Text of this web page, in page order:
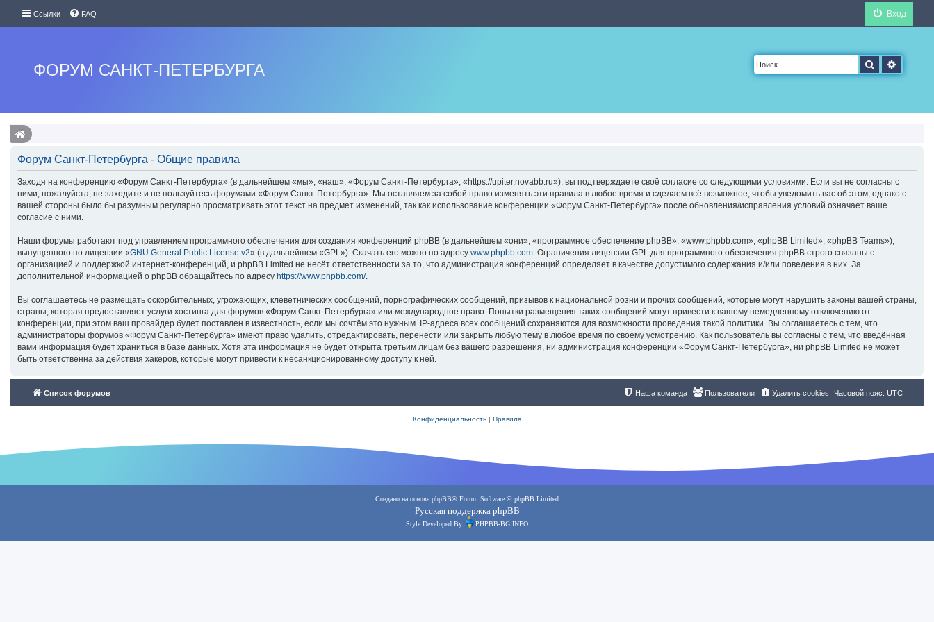
Ссылки FAQ Вход
ФОРУМ САНКТ-ПЕТЕРБУРГА Поиск
Форум Санкт-Петербурга - Общие правила
Заходя на конференцию «Форум Санкт-Петербурга» (в дальнейшем «мы», «наш», «Форум Санкт-Петербурга», «https://upiter.novabb.ru»), вы подтверждаете своё согласие со следующими условиями. Если вы не согласны с
ними, пожалуйста, не заходите и не пользуйтесь форумами «Форум Санкт-Петербурга». Мы оставляем за собой право изменять эти правила в любое время и сделаем всё возможное, чтобы уведомить вас об этом, однако с
вашей стороны было бы разумным регулярно просматривать этот текст на предмет изменений, так как использование конференции «Форум Санкт-Петербурга» после обновления/исправления условий означает ваше
согласие с ними.
Наши форумы работают под управлением программного обеспечения для создания конференций phpBB (в дальнейшем «они», «программное обеспечение phpBB», «www.phpbb.com», «phpBB Limited», «phpBB Teams»),
выпущенного по лицензии «GNU General Public License v2» (в дальнейшем «GPL»). Скачать его можно по адресу www.phpbb.com. Ограничения лицензии GPL для программного обеспечения phpBB строго связаны с
организацией и поддержкой интернет-конференций, и phpBB Limited не несёт ответственности за то, что администрация конференций определяет в качестве допустимого содержания и/или поведения в них. За
дополнительной информацией о phpBB обращайтесь по адресу https://www.phpbb.com/.
Вы соглашаетесь не размещать оскорбительных, угрожающих, клеветнических сообщений, порнографических сообщений, призывов к национальной розни и прочих сообщений, которые могут нарушить законы вашей страны,
страны, которая предоставляет услуги хостинга для форумов «Форум Санкт-Петербурга» или международное право. Попытки размещения таких сообщений могут привести к вашему немедленному отключению от
конференции, при этом ваш провайдер будет поставлен в известность, если мы сочтём это нужным. IP-адреса всех сообщений сохраняются для возможности проведения такой политики. Вы соглашаетесь с тем, что
администраторы форумов «Форум Санкт-Петербурга» имеют право удалить, отредактировать, перенести или закрыть любую тему в любое время по своему усмотрению. Как пользователь вы согласны с тем, что введённая
вами информация будет храниться в базе данных. Хотя эта информация не будет открыта третьим лицам без вашего разрешения, ни администрация конференции «Форум Санкт-Петербурга», ни phpBB Limited не может
быть ответственна за действия хакеров, которые могут привести к несанкционированному доступу к ней.
Список форумов Часовой пояс: UTC
Удалить cookies
Пользователи
Наша команда
Конфиденциальность| Правила
Создано на основе phpBB® Forum Software © phpBB Limited
Русская поддержка phpBB
Style Developed By PHPBB-BG.INFO